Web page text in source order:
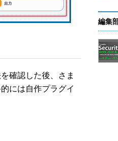
確認した後、さま
には自作プラグイ
編集